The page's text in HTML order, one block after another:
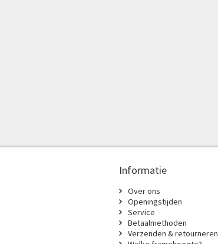
Informatie
Over ons
Openingstijden
Service
Betaalmethoden
Verzenden & retourneren